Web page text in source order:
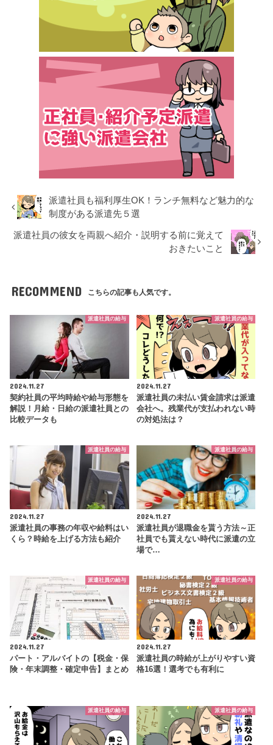
派遣社員も福利厚生OK！ランチ無料など魅力的な
制度がある派遣先５選
派遣社員の彼女を両親へ紹介・説明する前に覚えて
おきたいこと
RECOMMEND こちらの記事も人気です。
派遣社員の給与
2024.11.27
契約社員の平均時給や給与形態を
解説！月給・日給の派遣社員との
比較データも
派遣社員の給与
2024.11.27
派遣社員の未払い賃金請求は派遣
会社へ。残業代が支払われない時
の対処法は？
派遣社員の給与
2024.11.27
派遣社員の事務の年収や給料はい
くら？時給を上げる方法も紹介
派遣社員の給与
2024.11.27
派遣社員が退職金を貰う方法～正
社員でも貰えない時代に派遣の立
場で…
派遣社員の給与
2024.11.27
パート・アルバイトの【税金・保
険・年末調整・確定申告】まとめ
派遣社員の給与
2024.11.27
派遣社員の時給が上がりやすい資
格16選！選考でも有利に
派遣社員の給与 派遣社員の給与